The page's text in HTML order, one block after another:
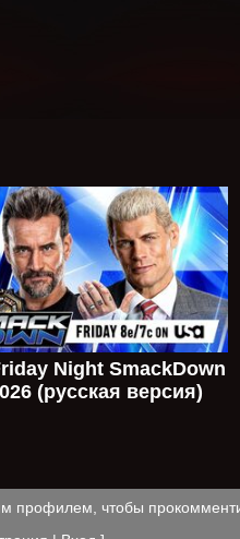
Night SmackDown
(русская версия)
профилем, чтобы